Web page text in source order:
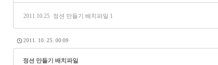
2011.10.25 정션 만들기 배치파일 1
2011. 10. 25. 00:09
정션 만들기 배치파일